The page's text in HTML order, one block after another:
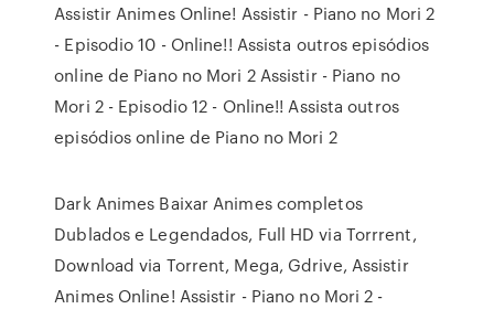
Assistir Animes Online! Assistir - Piano no Mori 2
- Episodio 10 - Online!! Assista outros episódios
online de Piano no Mori 2 Assistir - Piano no
Mori 2 - Episodio 12 - Online!! Assista outros
episódios online de Piano no Mori 2
Dark Animes Baixar Animes completos
Dublados e Legendados, Full HD via Torrrent,
Download via Torrent, Mega, Gdrive, Assistir
Animes Online! Assistir - Piano no Mori 2 -